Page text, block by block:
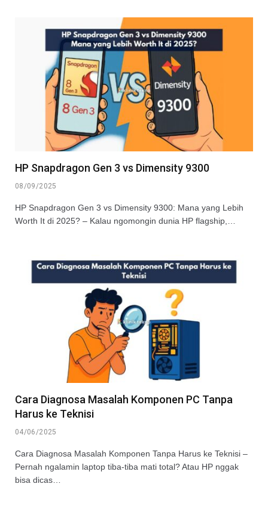
HP Snapdragon Gen 3 vs Dimensity 9300
08/09/2025
HP Snapdragon Gen 3 vs Dimensity 9300: Mana yang Lebih
Worth It di 2025? – Kalau ngomongin dunia HP flagship,…
Cara Diagnosa Masalah Komponen PC Tanpa
Harus ke Teknisi
04/06/2025
Cara Diagnosa Masalah Komponen Tanpa Harus ke Teknisi –
Pernah ngalamin laptop tiba-tiba mati total? Atau HP nggak
bisa dicas…